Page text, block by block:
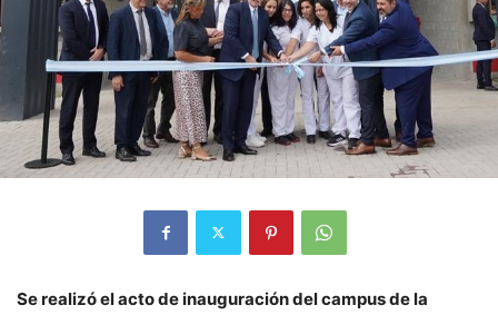
Se realizó el acto de inauguración del campus de la